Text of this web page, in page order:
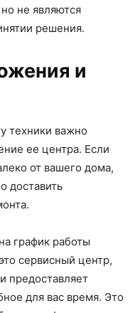
не являются
решения.
и
техники важно
ее центра. Если
от вашего дома,
доставить
график работы
сервисный центр,
предоставляет
для вас время. Это